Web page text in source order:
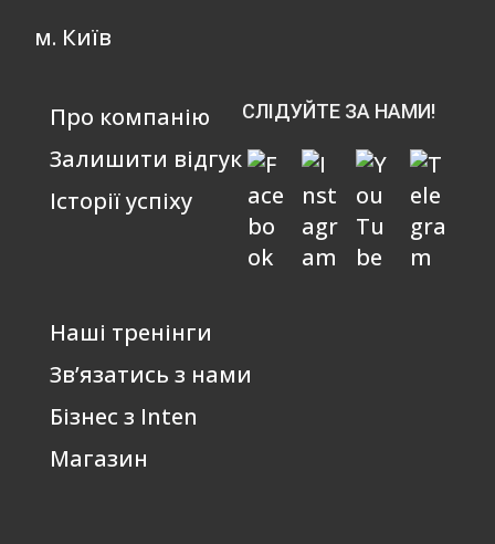
м. Київ
Про компанію
Залишити відгук
Історії успіху
СЛІДУЙТЕ ЗА НАМИ!
Наші тренінги
Зв’язатись з нами
Бізнес з Inten
Магазин